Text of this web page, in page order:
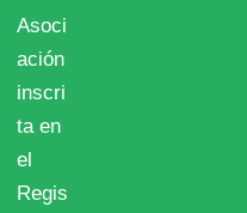
Asoci
ación
inscri
ta en
el
Regis